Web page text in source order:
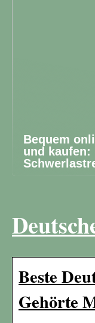
Bequem
und kaufen:
Beste
Gehörte